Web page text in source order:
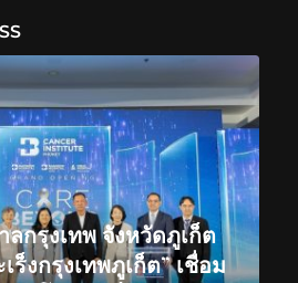
ลกรุงเทพ จังหวัดภูเก็ต
ร็งกรุงเทพภูเก็ต” เชื่อม